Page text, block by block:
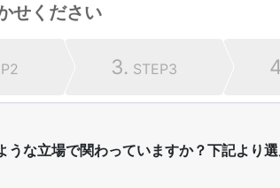
せください
3. STEP3
な立場で関わっていますか？下記より選